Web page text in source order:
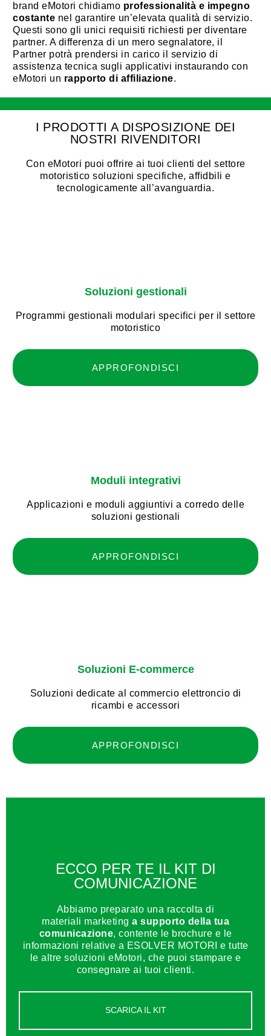
brand eMotori chidiamo professionalità e impegno
costante nel garantire un’elevata qualità di servizio.
Questi sono gli unici requisiti richiesti per diventare
partner. A differenza di un mero segnalatore, il
Partner potrà prendersi in carico il servizio di
assistenza tecnica sugli applicativi instaurando con
eMotori un rapporto di affiliazione.
I PRODOTTI A DISPOSIZIONE DEI
NOSTRI RIVENDITORI
Con eMotori puoi offrire ai tuoi clienti del settore
motoristico soluzioni specifiche, affidbili e
tecnologicamente all’avanguardia.
Soluzioni gestionali
Programmi gestionali modulari specifici per il settore
motoristico
APPROFONDISCI
Moduli integrativi
Applicazioni e moduli aggiuntivi a corredo delle
soluzioni gestionali
APPROFONDISCI
Soluzioni E-commerce
Soluzioni dedicate al commercio elettroncio di
ricambi e accessori
APPROFONDISCI
ECCO PER TE IL KIT DI
COMUNICAZIONE
Abbiamo preparato una raccolta di
materiali marketing a supporto della tua
comunicazione, contente le brochure e le
informazioni relative a ESOLVER MOTORI e tutte
le altre soluzioni eMotori, che puoi stampare e
consegnare ai tuoi clienti.
SCARICA IL KIT